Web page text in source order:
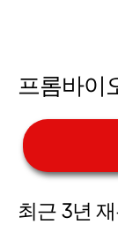
프롬바이
최근 3년